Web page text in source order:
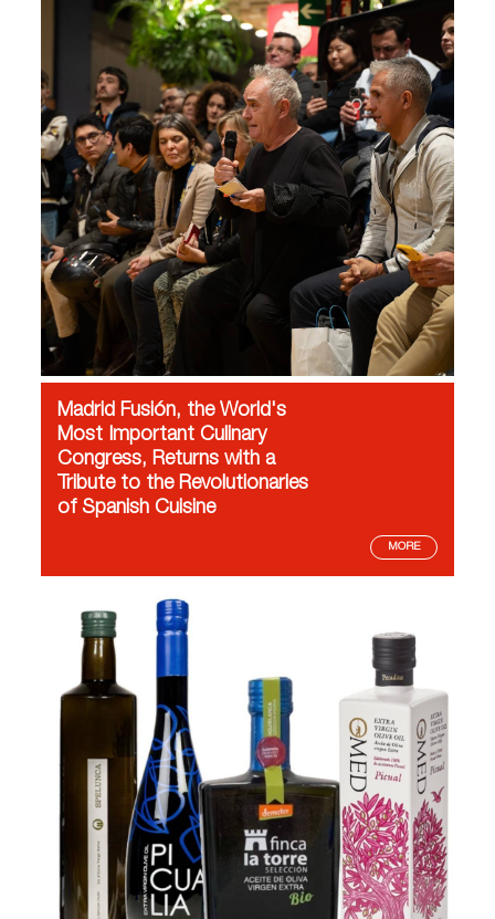
Madrid Fusión, the World's
Most Important Culinary
Congress, Returns with a
Tribute to the Revolutionaries
of Spanish Cuisine
MORE